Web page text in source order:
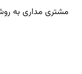
مشتری مداری به